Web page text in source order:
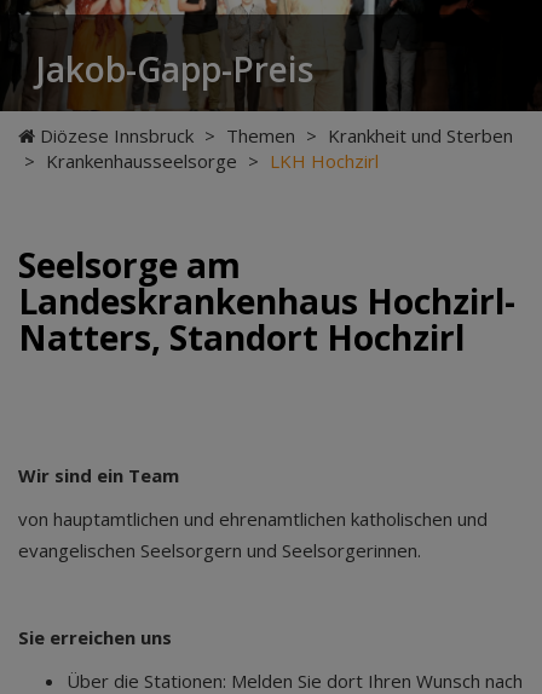
Jakob-Gapp-Preis
Diözese Innsbruck > Themen > Krankheit und Sterben
> Krankenhausseelsorge > LKH Hochzirl
Seelsorge am
Landeskrankenhaus Hochzirl-
Natters, Standort Hochzirl
Wir sind ein Team
von hauptamtlichen und ehrenamtlichen katholischen und
evangelischen Seelsorgern und Seelsorgerinnen.
Sie erreichen uns
Über die Stationen: Melden Sie dort Ihren Wunsch nach